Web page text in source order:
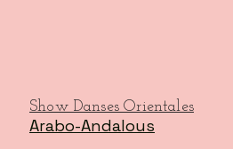
Show Danses Orientales
Arabo-Andalous